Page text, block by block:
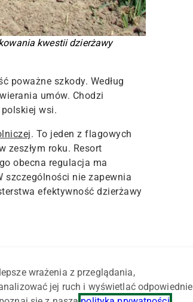
kwestii dzierżawy
poważne szkody. Według
umów. Chodzi
wsi.
. To jeden z flagowych
zeszłym roku. Resort
obecna regulacja ma
szczególności nie zapewnia
efektywność dzierżawy
uwagi zgłosiła
brzmieniu
prowadzenia gospodarstw
wrażenia z przeglądania,
jej ruch i wyświetlać odpowiednie